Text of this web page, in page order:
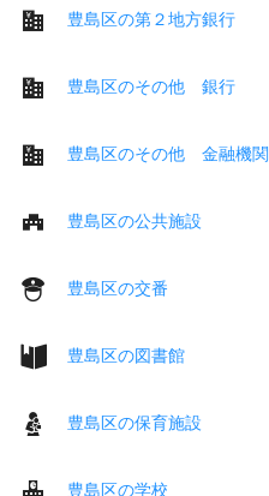
豊島区の第２地方銀行
豊島区のその他 銀行
豊島区のその他 金融機関
豊島区の公共施設
豊島区の交番
豊島区の図書館
豊島区の保育施設
豊島区の学校